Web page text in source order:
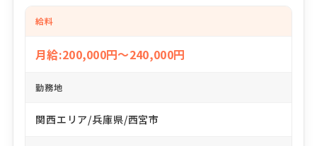
給料
月給:200,000円～240,000円
勤務地
関西エリア/兵庫県/西宮市